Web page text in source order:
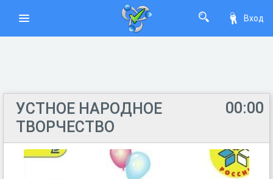
Вход
00:00
УСТНОЕ НАРОДНОЕ
ТВОРЧЕСТВО